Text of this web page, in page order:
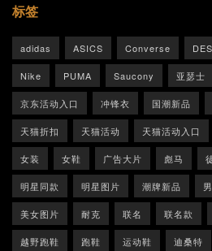
标签
adidas ASICS Converse
Nike PUMA Saucony 亚瑟士
京东活动入口 冲锋衣 国潮新品
天猫折扣 天猫活动 天猫活动入口
女装 女鞋 广告大片 彪马
明星同款 明星图片 潮牌新品
美女图片 耐克 联名 联名款
越野跑鞋 跑鞋 运动鞋 迪桑特